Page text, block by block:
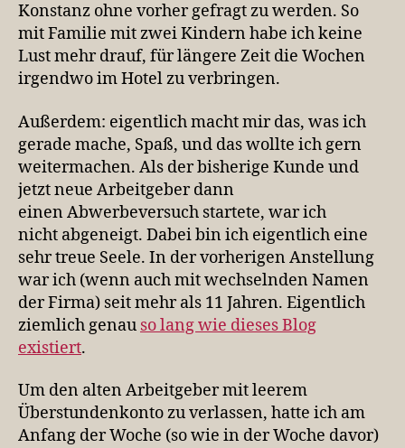
Konstanz ohne vorher gefragt zu werden. So
mit Familie mit zwei Kindern habe ich keine
Lust mehr drauf, für längere Zeit die Wochen
irgendwo im Hotel zu verbringen.
Außerdem: eigentlich macht mir das, was ich
gerade mache, Spaß, und das wollte ich gern
weitermachen. Als der bisherige Kunde und
jetzt neue Arbeitgeber dann
einen Abwerbeversuch startete, war ich
nicht abgeneigt. Dabei bin ich eigentlich eine
sehr treue Seele. In der vorherigen Anstellung
war ich (wenn auch mit wechselnden Namen
der Firma) seit mehr als 11 Jahren. Eigentlich
ziemlich genau so lang wie dieses Blog
existiert.
Um den alten Arbeitgeber mit leerem
Überstundenkonto zu verlassen, hatte ich am
Anfang der Woche (so wie in der Woche davor)